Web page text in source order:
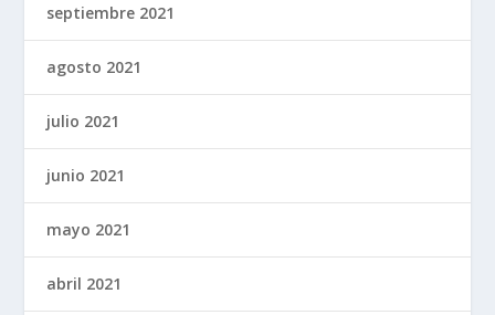
septiembre 2021
agosto 2021
julio 2021
junio 2021
mayo 2021
abril 2021